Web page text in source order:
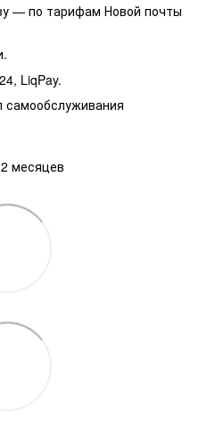
— по тарифам Новой почты
LiqPay.
самообслуживания
месяцев